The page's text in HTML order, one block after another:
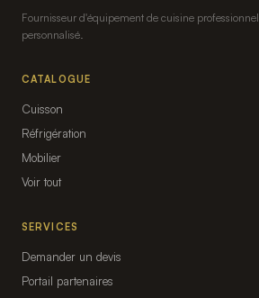
Fournisseur d'équipement de cuisine
personnalisé.
CATALOGUE
Cuisson
Réfrigération
Mobilier
Voir tout
SERVICES
Demander un devis
Portail partenaires